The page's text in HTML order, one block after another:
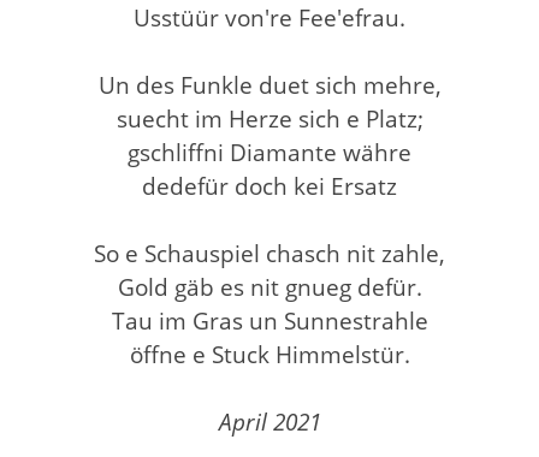
Usstüür von're Fee'efrau.
Un des Funkle duet sich mehre,
suecht im Herze sich e Platz;
gschliffni Diamante währe
dedefür doch kei Ersatz
So e Schauspiel chasch nit zahle,
Gold gäb es nit gnueg defür.
Tau im Gras un Sunnestrahle
öffne e Stuck Himmelstür.
April 2021